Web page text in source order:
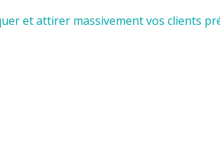
et attirer massivement vos clients